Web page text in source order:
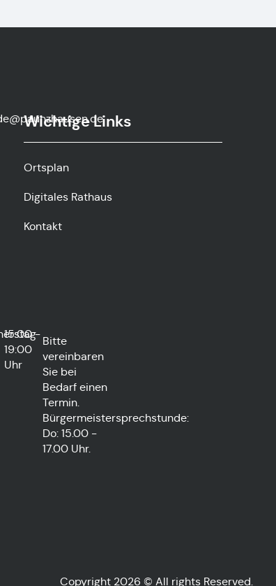
Wichtige Links
Ortsplan
Digitales Rathaus
Kontakt
15:00 -
19:00
Uhr
Bitte
vereinbaren
Sie bei
Bedarf einen
Termin.
Bürgermeistersprechstunde:
Do: 15.00 -
17.00 Uhr.
Copyright 2026 © All rights Reserved.